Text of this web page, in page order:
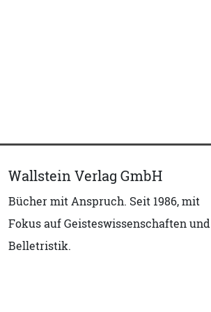
Wallstein Verlag GmbH
Bücher mit Anspruch. Seit 1986, mit
Fokus auf Geisteswissenschaften und
Belletristik.